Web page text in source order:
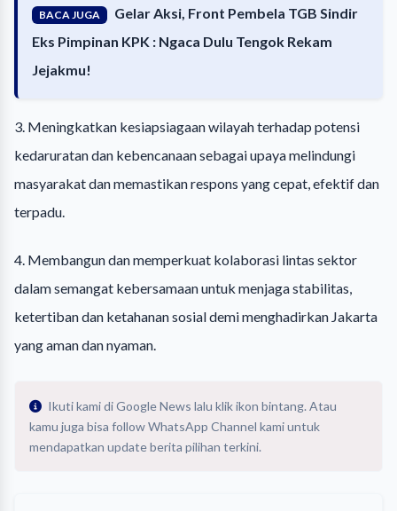
BACA JUGA
Gelar Aksi, Front Pembela TGB Sindir
Eks Pimpinan KPK : Ngaca Dulu Tengok Rekam
Jejakmu!
3. Meningkatkan kesiapsiagaan wilayah terhadap potensi
kedaruratan dan kebencanaan sebagai upaya melindungi
masyarakat dan memastikan respons yang cepat, efektif dan
terpadu.
4. Membangun dan memperkuat kolaborasi lintas sektor
dalam semangat kebersamaan untuk menjaga stabilitas,
ketertiban dan ketahanan sosial demi menghadirkan Jakarta
yang aman dan nyaman.
Ikuti kami di Google News lalu klik ikon bintang. Atau
kamu juga bisa follow WhatsApp Channel kami untuk
mendapatkan update berita pilihan terkini.